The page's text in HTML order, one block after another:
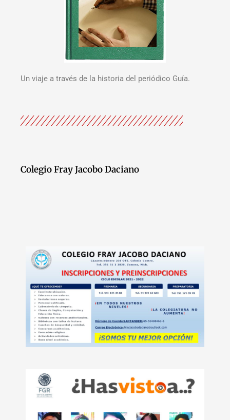
Un viaje a través de la historia del periódico Guía.
Colegio Fray Jacobo Daciano